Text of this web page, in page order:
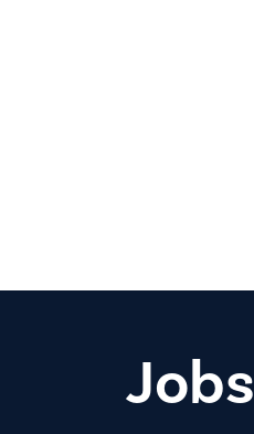
Jobs